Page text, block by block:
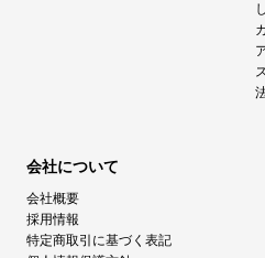
会社について
会社概要
採用情報
特定商取引に基づく表記